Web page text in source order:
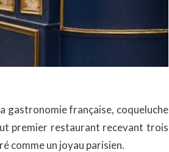
gastronomie française, coqueluche
premier restaurant recevant trois
comme un joyau parisien.